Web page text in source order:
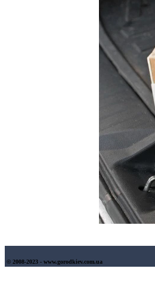
© 2008-2023 - www.gorodkiev.com.ua